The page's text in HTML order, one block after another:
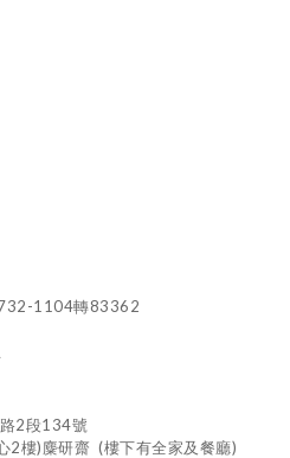
1104轉83362
2段134號
2樓)麋研齋 (樓下有全家及餐廳)